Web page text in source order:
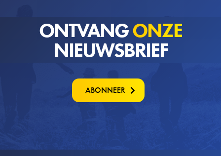
ONTVANGONZE
NIEUWSBRIEF
ABONNEER